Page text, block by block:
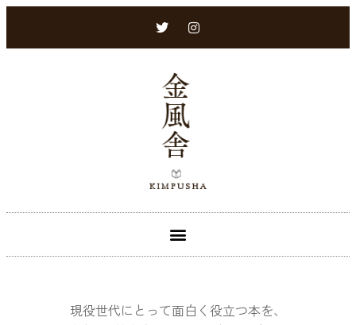
現役世代にとって面白く役立つ本を、